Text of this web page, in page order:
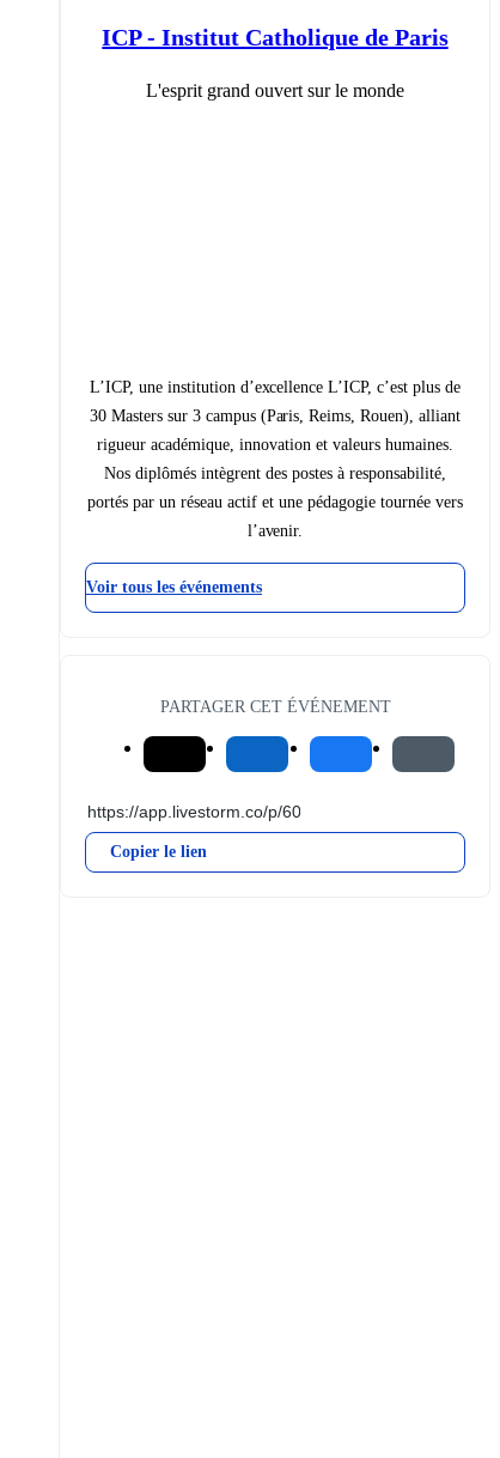
ICP - Institut Catholique de Paris
L'esprit grand ouvert sur le monde
L’ICP, une institution d’excellence L’ICP, c’est plus de
30 Masters sur 3 campus (Paris, Reims, Rouen), alliant
rigueur académique, innovation et valeurs humaines.
Nos diplômés intègrent des postes à responsabilité,
portés par un réseau actif et une pédagogie tournée vers
l’avenir.
Voir tous les événements
PARTAGER CET ÉVÉNEMENT
Copier le lien